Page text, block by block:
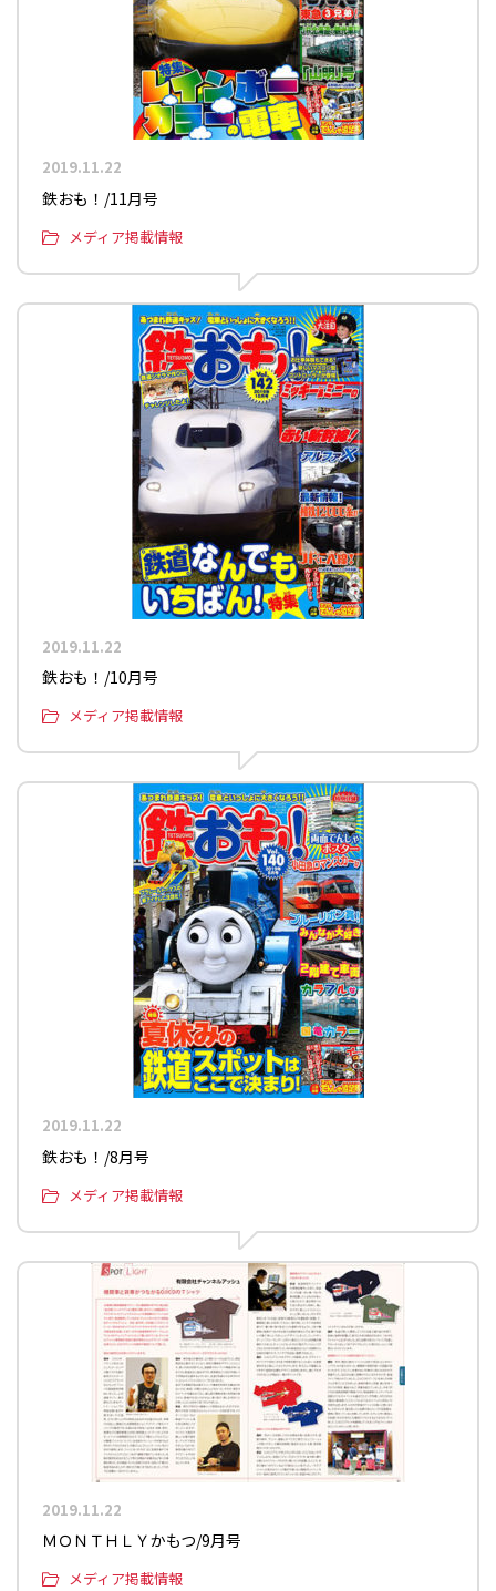
2019.11.22
鉄おも！/11月号
メディア掲載情報
2019.11.22
鉄おも！/10月号
メディア掲載情報
2019.11.22
鉄おも！/8月号
メディア掲載情報
2019.11.22
ＭＯＮＴＨＬＹかもつ/9月号
メディア掲載情報